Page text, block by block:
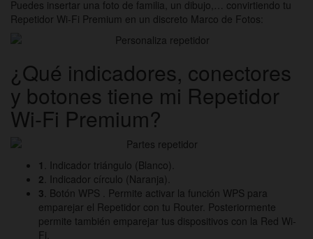
Puedes insertar una foto de familia, un dibujo,… convirtiendo tu
Repetidor Wi-Fi Premium en un discreto Marco de Fotos:
¿Qué indicadores, conectores
y botones tiene mi Repetidor
Wi-Fi Premium?
1 . Indicador triángulo (Blanco).
2. Indicador círculo (Naranja).
3. Botón WPS . Permite activar la función WPS para
emparejar el Repetidor con tu Router. Posteriormente
permite también emparejar tus dispositivos con la Red Wi-
Fi.